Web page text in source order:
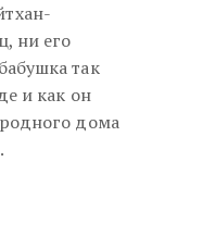
ни его
так
и как он
дома